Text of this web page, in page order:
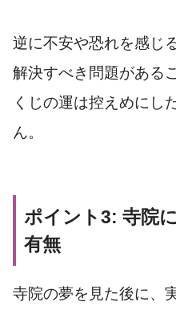
逆に不安や恐れを感じ
解決すべき問題がある
くじの運は控えめにし
ん。
ポイント3: 寺院
有無
寺院の夢を見た後に、